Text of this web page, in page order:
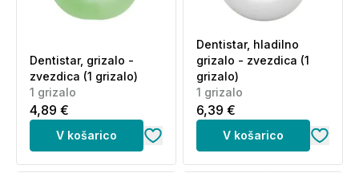
Dentistar, grizalo -
zvezdica (1 grizalo)
1 grizalo
4,89 €
V košarico
Dentistar, hladilno
grizalo - zvezdica (1
grizalo)
1 grizalo
6,39 €
V košarico